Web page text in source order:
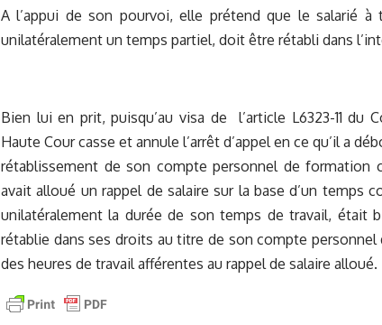
A l’appui de son pourvoi, elle prétend que le salarié à
unilatéralement un temps partiel, doit être rétabli dans
Bien lui en prit, puisqu’au visa de l’article L6323-11 du
Haute Cour casse et annule l’arrêt d’appel en ce qu’il a
rétablissement de son compte personnel de formation
avait alloué un rappel de salaire sur la base d’un temps
unilatéralement la durée de son temps de travail, était
rétablie dans ses droits au titre de son compte
des heures de travail afférentes au rappel de salaire alloué.